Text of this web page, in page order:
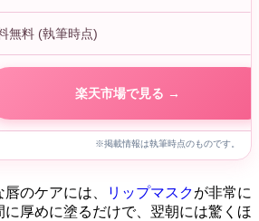
無料 (執筆時点)
楽天市場で見る →
※掲載情報は執筆時点のものです。
のケアには、 リップマスクが非常に
厚めに塗るだけで、翌朝には驚くほ